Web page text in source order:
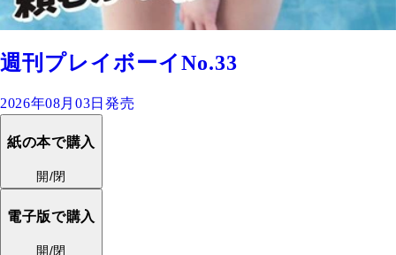
週刊プレイボーイNo.33
2026年08月03日発売
紙の本で購入
開/閉
電子版で購入
開/閉